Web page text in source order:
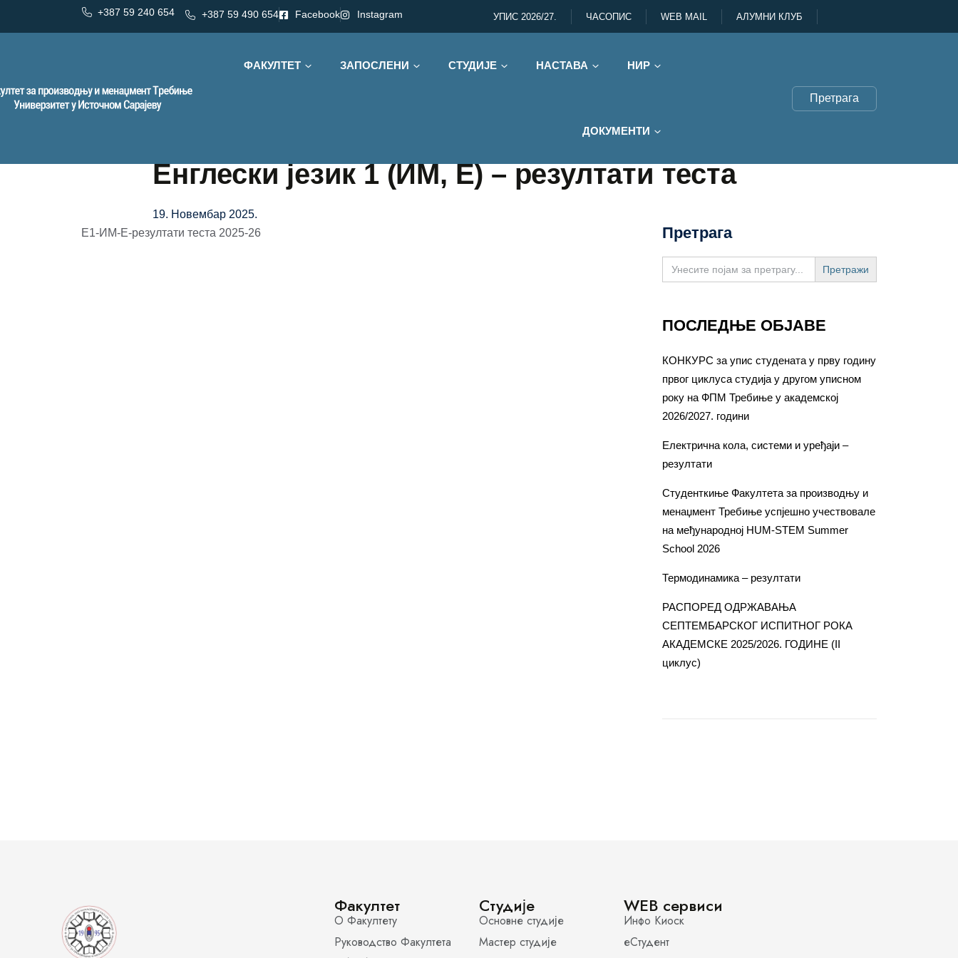
+387 59 240 654 +387 59 490 654 Facebook Instagram УПИС 2026/27. ЧАСОПИС WEB MAIL АЛУМНИ КЛУБ
ФАКУЛТЕТ ЗАПОСЛЕНИ СТУДИЈЕ НАСТАВА НИР
ДОКУМЕНТИ
Претрага
Енглески језик 1 (ИМ, Е) – резултати теста
19. Новембар 2025.
Е1-ИМ-Е-резултати теста 2025-26
Претрага
Search
for:
ПОСЛЕДЊЕ ОБЈАВЕ
КОНКУРС за упис студената у прву годину
првог циклуса студија у другом уписном
року на ФПМ Требиње у академској
2026/2027. години
Електрична кола, системи и уређаји –
резултати
Студенткиње Факултета за производњу и
менаџмент Требиње успјешно учествовале
на међународној HUM-STEM Summer
School 2026
Термодинамика – резултати
РАСПОРЕД ОДРЖАВАЊА
СЕПТЕМБАРСКОГ ИСПИТНОГ РОКА
АКАДЕМСКЕ 2025/2026. ГОДИНЕ (II
циклус)
Факултет
О Факултету
Руководство Факултета
Студије
Основне студије
Мастер студије
WEB сервиси
Инфо Киоск
еСтудент